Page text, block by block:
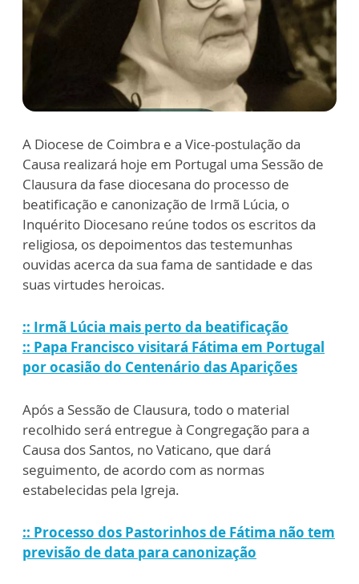
A Diocese de Coimbra e a Vice-postulação da
Causa realizará hoje em Portugal uma Sessão de
Clausura da fase diocesana do processo de
beatificação e canonização de Irmã Lúcia, o
Inquérito Diocesano reúne todos os escritos da
religiosa, os depoimentos das testemunhas
ouvidas acerca da sua fama de santidade e das
suas virtudes heroicas.
:: Irmã Lúcia mais perto da beatificação
:: Papa Francisco visitará Fátima em Portugal
por ocasião do Centenário das Aparições
Após a Sessão de Clausura, todo o material
recolhido será entregue à Congregação para a
Causa dos Santos, no Vaticano, que dará
seguimento, de acordo com as normas
estabelecidas pela Igreja.
:: Processo dos Pastorinhos de Fátima não tem
previsão de data para canonização